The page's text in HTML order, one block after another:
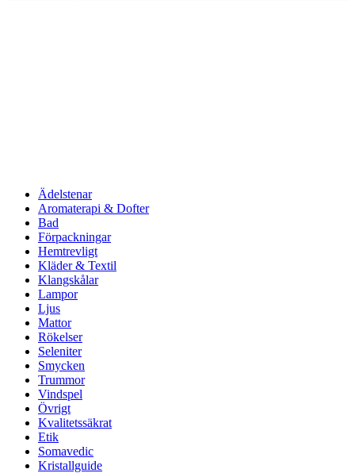
Ädelstenar
Aromaterapi & Dofter
Bad
Förpackningar
Hemtrevligt
Kläder & Textil
Klangskålar
Lampor
Ljus
Mattor
Rökelser
Seleniter
Smycken
Trummor
Vindspel
Övrigt
Kvalitetssäkrat
Etik
Somavedic
Kristallguide